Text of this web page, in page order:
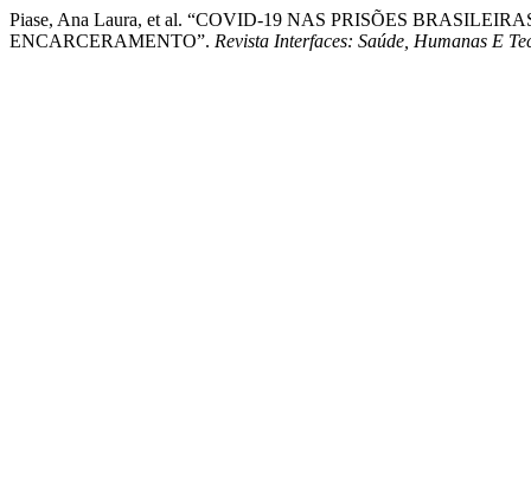
Piase, Ana Laura, et al. “COVID-19 NAS PRISÕES
ENCARCERAMENTO”. Revista Interfaces: Saúde, Humanas E